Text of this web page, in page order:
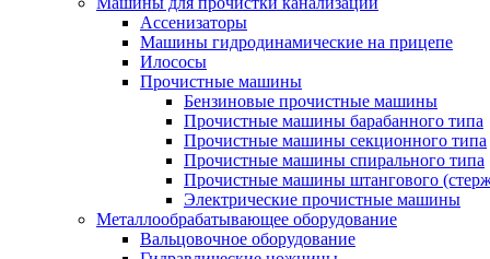
Ассенизаторы
Машины гидродинамические на прицепе
Илососы
Прочистные машины
Бензиновые прочистные машины
Прочистные машины барабанного типа
Прочистные машины секционного типа
Прочистные машины спирального типа
Прочистные машины штангового
Электрические прочистные машины
Металлообрабатывающее оборудование
Вальцовочное оборудование